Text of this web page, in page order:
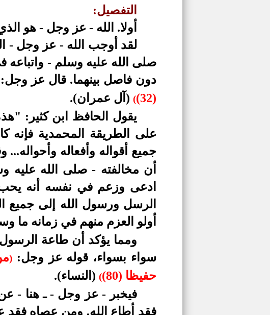
التفصيل:
أولا. الله - عز وجل - هو
لقد أوجب الله - عز وجل -
صلى الله عليه وسلم -
دون فاصل بينهما. قال عز وجل:
(32)
( (آل عمران).
يقول الحافظ ابن كثير:
على الطريقة المحمدية فإنه
جميع أقواله وأفعاله وأحواله...
أن مخالفته - صلى الله
ادعى وزعم في نفسه أنه يحب
الرسل ورسول الله إلى جميع
أولو العزم منهم في زمانه ما
ومما يؤكد أن طاعة
سواء بسواء، قوله عز وجل: )
حفيظا (80)
( (النساء).
فيخبر - عز وجل - ـ هنا -
فقد أطاع الله, ومن عصاه فقد